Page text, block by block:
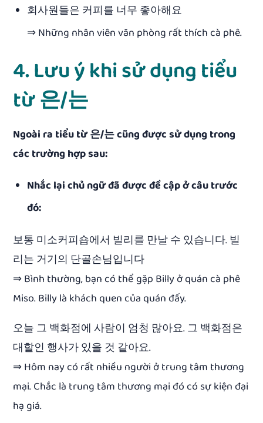
회사원들은 커피를 너무 좋아해요
⇒ Những nhân viên văn phòng rất thích cà phê.
4. Lưu ý khi sử dụng tiểu
từ 은/는
Ngoài ra tiểu từ 은/는 cũng được sử dụng trong
các trường hợp sau:
Nhắc lại chủ ngữ đã được đề cập ở câu trước
đó:
보통 미소커피숍에서 빌리를 만날 수 있습니다. 빌
리는 거기의 단골손님입니다
⇒ Bình thường, bạn có thể gặp Billy ở quán cà phê
Miso. Billy là khách quen của quán đấy.
오늘 그 백화점에 사람이 엄청 많아요. 그 백화점은
대할인 행사가 있을 것 같아요.
⇒ Hôm nay có rất nhiều người ở trung tâm thương
mại. Chắc là trung tâm thương mại đó có sự kiện đại
hạ giá.